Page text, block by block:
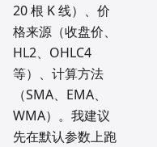
20 根 K 线）、价
格来源（收盘价、
HL2、OHLC4
等）、计算方法
（SMA、EMA、
WMA）。我建议
先在默认参数上跑